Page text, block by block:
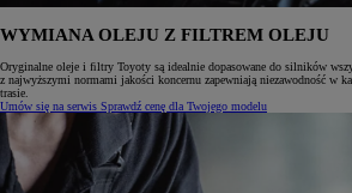
WYMIANA OLEJU Z FILTREM OLEJU
Oryginalne oleje i ﬁltry Toyoty są idealnie dopasowane do silników
z najwyższymi normami jakości koncernu zapewniają niezawodność w
trasie.
Umów się na serwis Sprawdź cenę dla Twojego modelu